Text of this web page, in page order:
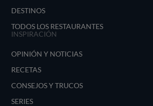
DESTINOS
TODOS LOS RESTAURANTES
INSPIRACIÓN
OPINIÓN Y NOTICIAS
RECETAS
CONSEJOS Y TRUCOS
SERIES